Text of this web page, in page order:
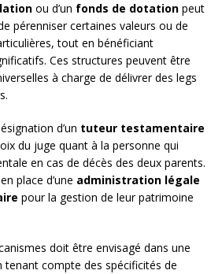
ou d’un fonds de dotation peut
pérenniser certaines valeurs ou de
tout en bénéficiant
Ces structures peuvent être
à charge de délivrer des legs
d’un tuteur testamentaire
du juge quant à la personne qui
en cas de décès des deux parents.
place d’une administration légale
pour la gestion de leur patrimoine
doit être envisagé dans une
tenant compte des spécificités de